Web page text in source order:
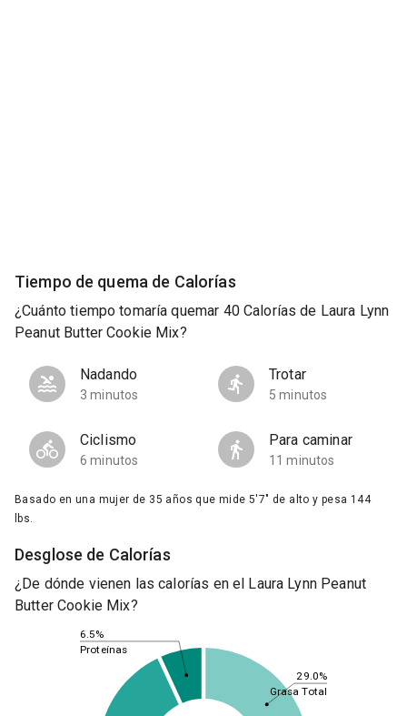
Tiempo de quema de Calorías
¿Cuánto tiempo tomaría quemar 40 Calorías de Laura Lynn
Peanut Butter Cookie Mix?
Nadando
3 minutos
Trotar
5 minutos
Ciclismo
6 minutos
Para caminar
11 minutos
Basado en una mujer de 35 años que mide 5'7" de alto y pesa 144
lbs.
Desglose de Calorías
¿De dónde vienen las calorías en el Laura Lynn Peanut
Butter Cookie Mix?
29.0%
6.5%
Grasa Total
Proteínas